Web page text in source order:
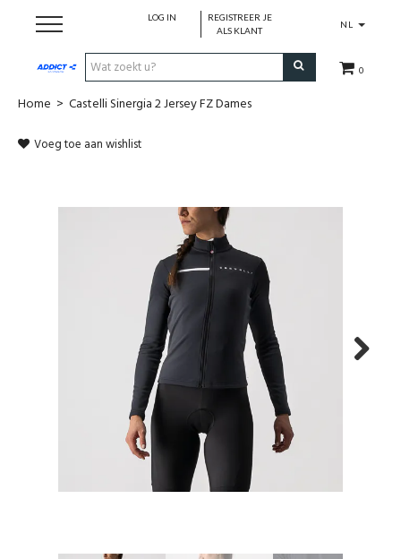
NL
0
LOG IN
REGISTREER JE
ALS KLANT
Cadeaubon
Laatste stuks
Home > Castelli Sinergia 2 Jersey FZ Dames
Voeg toe aan wishlist